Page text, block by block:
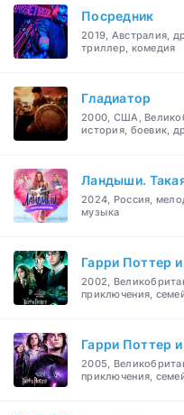
Посредник
2019, Австралия,
триллер, комедия
Гладиатор
2000, США,
история, боевик,
Ландыши.
2024, Россия,
музыка
Гарри Поттер
2002,
приключения,
Гарри Поттер
2005,
приключения,